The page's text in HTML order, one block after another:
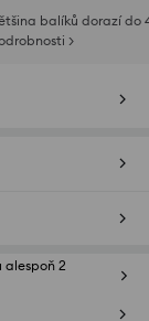
balíků dorazí do
>
2